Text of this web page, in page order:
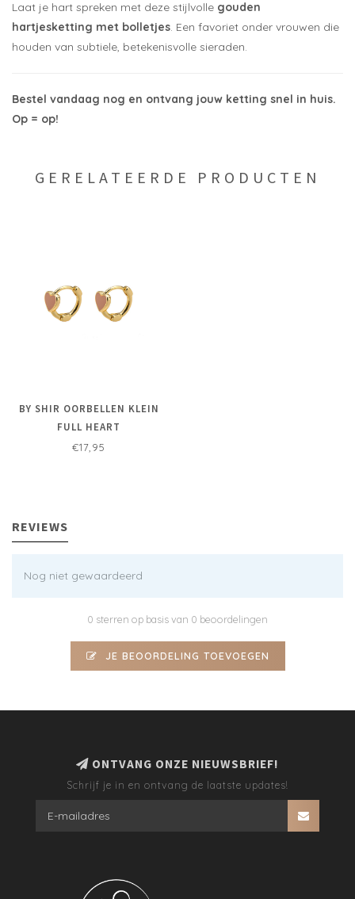
Laat je hart spreken met deze stijlvolle gouden
hartjesketting met bolletjes. Een favoriet onder vrouwen die
houden van subtiele, betekenisvolle sieraden.
Bestel vandaag nog en ontvang jouw ketting snel in huis.
Op = op!
GERELATEERDE PRODUCTEN
BY SHIR OORBELLEN KLEIN
FULL HEART
€17,95
REVIEWS
Nog niet gewaardeerd
0 sterren op basis van 0 beoordelingen
JE BEOORDELING TOEVOEGEN
ONTVANG ONZE NIEUWSBRIEF!
Schrijf je in en ontvang de laatste updates!